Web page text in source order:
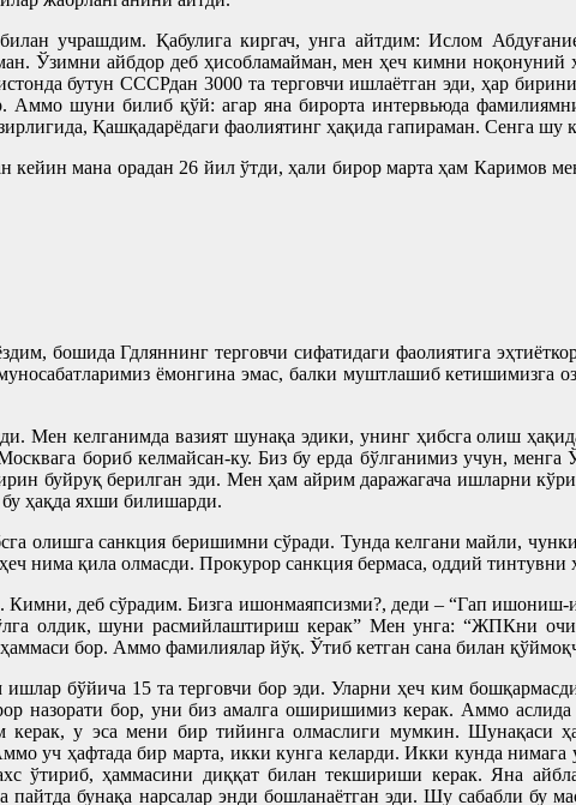
учрашдим. Қабулига киргач, унга айтдим: Ислом
Ўзимни айбдор деб ҳисобламайман, мен ҳеч кимни ноқонуний
бутун СССРдан 3000 та терговчи ишлаётган эди, ҳар
Аммо шуни билиб қўй: агар яна бирорта интервьюда
Қашқадарёдаги фаолиятинг ҳақида гапираман. Сенга
мана орадан 26 йил ўтди, ҳали бирор марта ҳам Каримов
бошида Гдляннинг терговчи сифатидаги фаолиятига
ёмонгина эмас, балки муштлашиб кетишимизга
Мен келганимда вазият шунақа эдики, унинг ҳибсга олиш
бориб келмайсан-ку. Биз бу ерда бўлганимиз учун,
буйруқ берилган эди. Мен ҳам айрим даражагача ишларни
ҳақда яхши билишарди.
олишга санкция беришимни сўради. Тунда келгани майли,
нима қила олмасди. Прокурор санкция бермаса, оддий тинтувни
деб сўрадим. Бизга ишонмаяпсизми?, деди – “Гап ишониш-
олдик, шуни расмийлаштириш керак” Мен унга: “ЖПКни
бор. Аммо фамилиялар йўқ. Ўтиб кетган сана билан
бўйича 15 та терговчи бор эди. Уларни ҳеч ким
назорати бор, уни биз амалга оширишимиз керак. Аммо аслида
керак, у эса мени бир тийинга олмаслиги мумкин. Шунақаси
уч ҳафтада бир марта, икки кунга келарди. Икки кунда
ўтириб, ҳаммасини диққат билан текшириши керак. Яна
бунақа нарсалар энди бошланаётган эди. Шу сабабли бу